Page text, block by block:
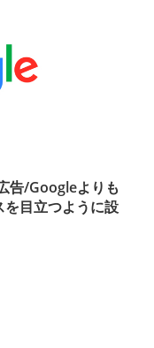
告/Googleよりも
目立つように設